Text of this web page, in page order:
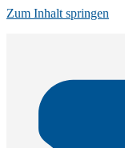
Zum Inhalt springen